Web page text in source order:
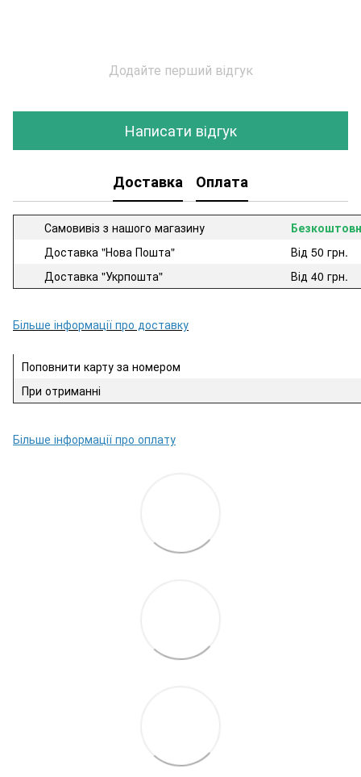
Додайте перший відгук
Написати відгук
Доставка Оплата
Самовивіз з нашого магазину
Доставка "Нова Пошта"
Від 50 грн.
Доставка "Укрпошта"
Від 40 грн.
Більше інформації про доставку
Поповнити карту за номером
При отриманні
Більше інформації про оплату